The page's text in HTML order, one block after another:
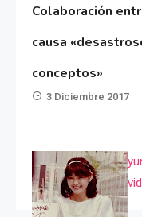
Colaboración
causa
conceptos»
3 Diciembre 2017